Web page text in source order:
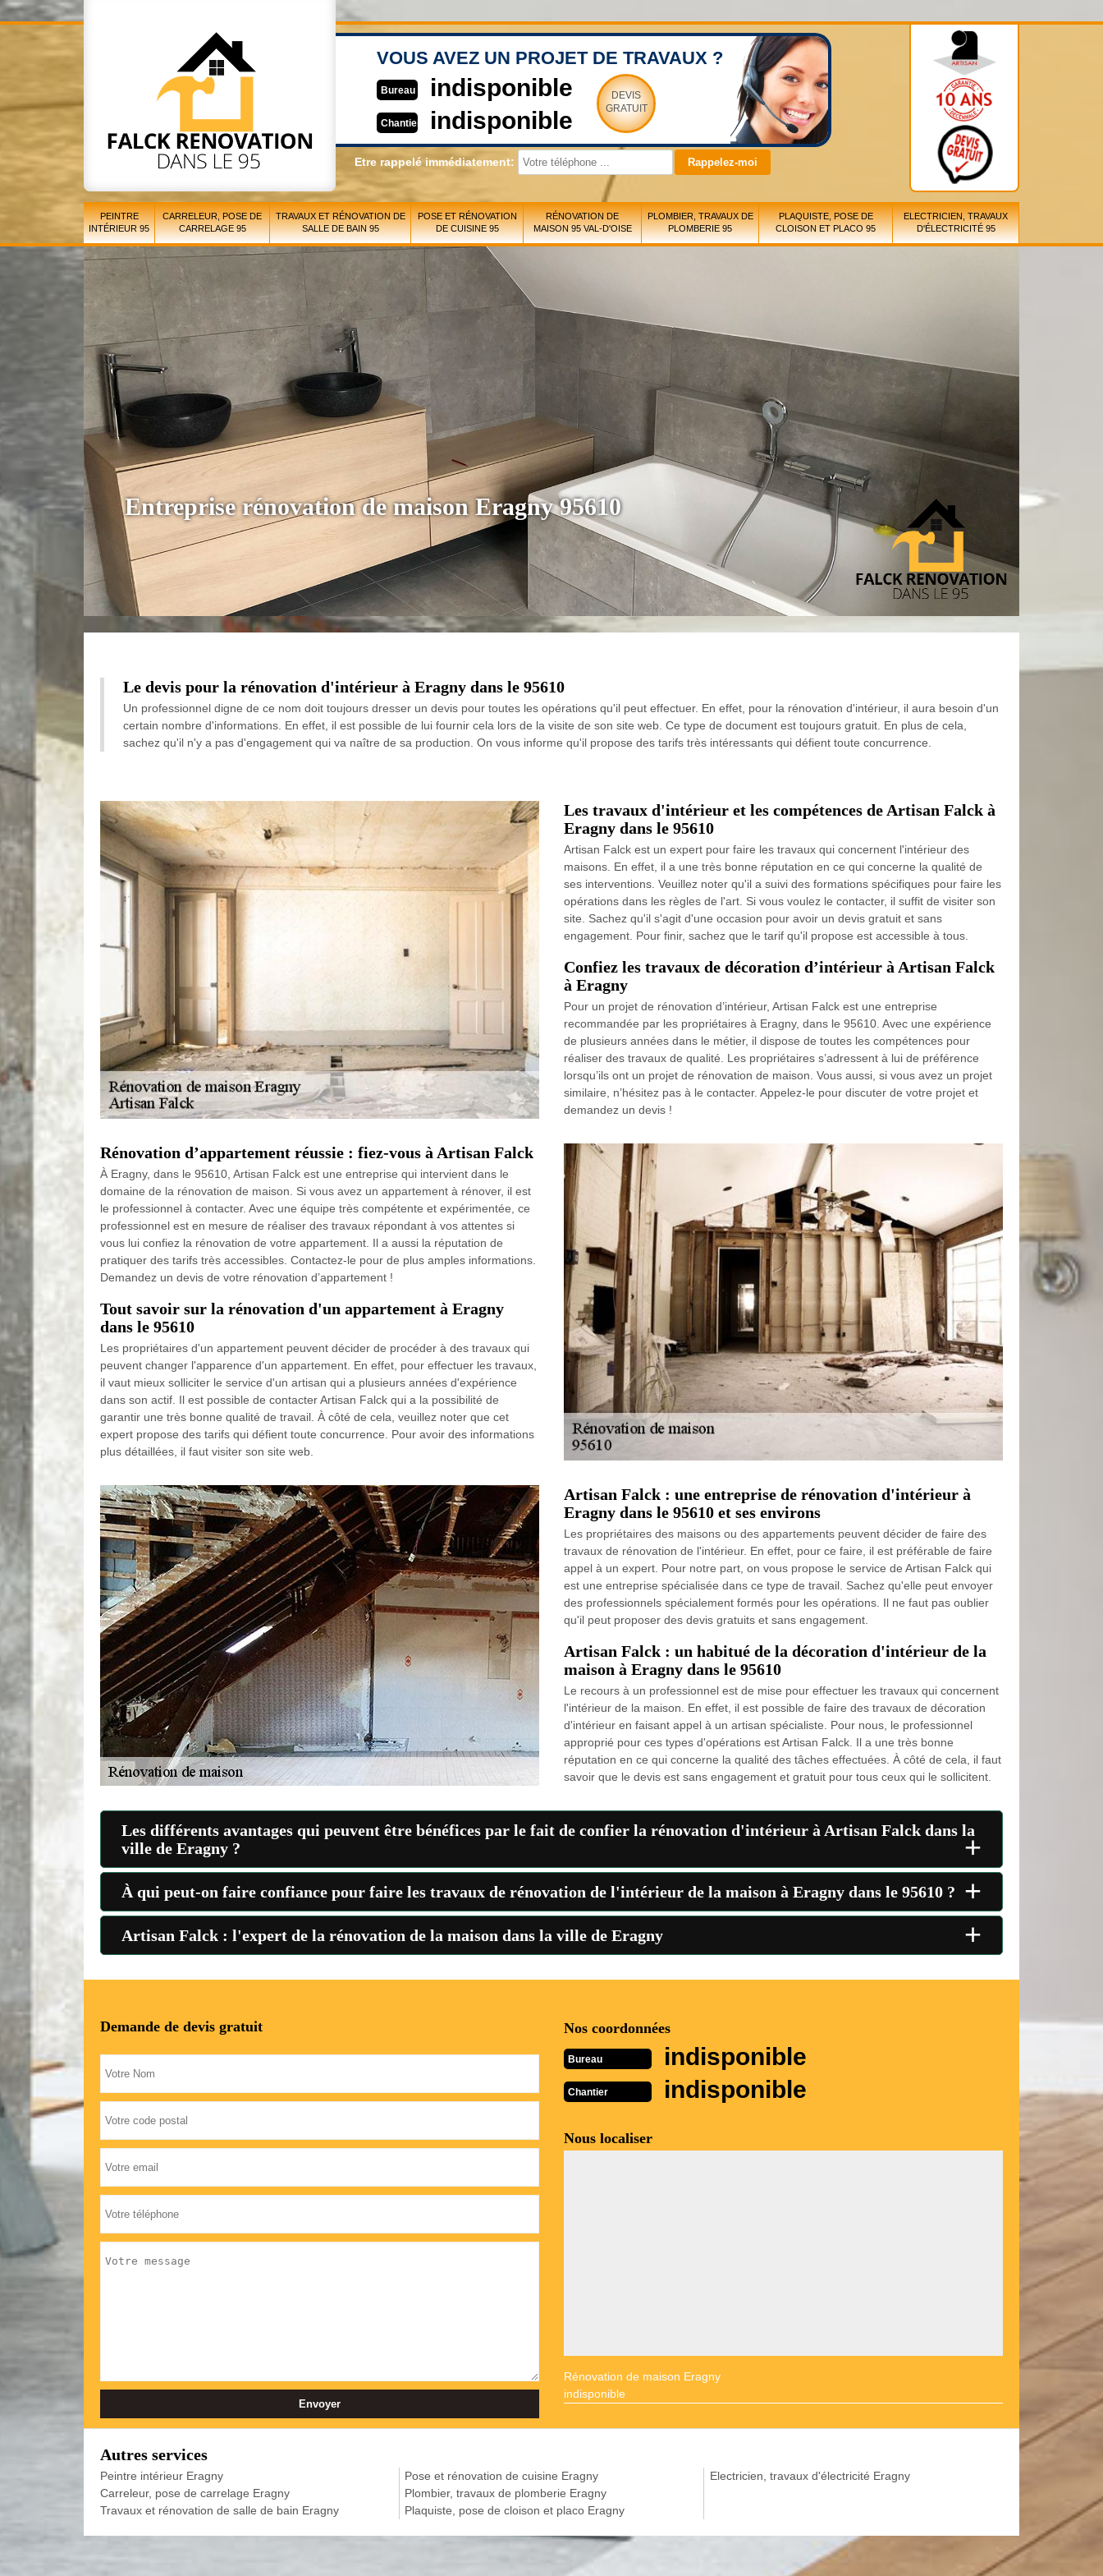
VOUS AVEZ UN PROJET DE TRAVAUX ?
Bureau indisponible
Chantier indisponible
DEVIS
GRATUIT
Etre rappelé immédiatement:
PEINTRE
INTÉRIEUR 95
CARRELEUR, POSE DE
CARRELAGE 95
TRAVAUX ET RÉNOVATION DE
SALLE DE BAIN 95
POSE ET RÉNOVATION
DE CUISINE 95
RÉNOVATION DE
MAISON 95 VAL-D'OISE
PLOMBIER, TRAVAUX DE
PLOMBERIE 95
PLAQUISTE, POSE DE
CLOISON ET PLACO 95
ELECTRICIEN, TRAVAUX
D'ÉLECTRICITÉ 95
Entreprise rénovation de maison Eragny 95610
Le devis pour la rénovation d'intérieur à Eragny dans le 95610
Un professionnel digne de ce nom doit toujours dresser un devis pour toutes les opérations qu'il peut effectuer. En effet, pour la rénovation d'intérieur, il aura besoin d'un
certain nombre d'informations. En effet, il est possible de lui fournir cela lors de la visite de son site web. Ce type de document est toujours gratuit. En plus de cela,
sachez qu'il n'y a pas d'engagement qui va naître de sa production. On vous informe qu'il propose des tarifs très intéressants qui défient toute concurrence.
Les travaux d'intérieur et les compétences de Artisan Falck à
Eragny dans le 95610
Artisan Falck est un expert pour faire les travaux qui concernent l'intérieur des
maisons. En effet, il a une très bonne réputation en ce qui concerne la qualité de
ses interventions. Veuillez noter qu'il a suivi des formations spécifiques pour faire les
opérations dans les règles de l'art. Si vous voulez le contacter, il suffit de visiter son
site. Sachez qu'il s'agit d'une occasion pour avoir un devis gratuit et sans
engagement. Pour finir, sachez que le tarif qu'il propose est accessible à tous.
Confiez les travaux de décoration d’intérieur à Artisan Falck
à Eragny
Pour un projet de rénovation d’intérieur, Artisan Falck est une entreprise
recommandée par les propriétaires à Eragny, dans le 95610. Avec une expérience
de plusieurs années dans le métier, il dispose de toutes les compétences pour
réaliser des travaux de qualité. Les propriétaires s’adressent à lui de préférence
lorsqu’ils ont un projet de rénovation de maison. Vous aussi, si vous avez un projet
similaire, n’hésitez pas à le contacter. Appelez-le pour discuter de votre projet et
demandez un devis !
Rénovation d’appartement réussie : fiez-vous à Artisan Falck
À Eragny, dans le 95610, Artisan Falck est une entreprise qui intervient dans le
domaine de la rénovation de maison. Si vous avez un appartement à rénover, il est
le professionnel à contacter. Avec une équipe très compétente et expérimentée, ce
professionnel est en mesure de réaliser des travaux répondant à vos attentes si
vous lui confiez la rénovation de votre appartement. Il a aussi la réputation de
pratiquer des tarifs très accessibles. Contactez-le pour de plus amples informations.
Demandez un devis de votre rénovation d’appartement !
Tout savoir sur la rénovation d'un appartement à Eragny
dans le 95610
Les propriétaires d'un appartement peuvent décider de procéder à des travaux qui
peuvent changer l'apparence d'un appartement. En effet, pour effectuer les travaux,
il vaut mieux solliciter le service d'un artisan qui a plusieurs années d'expérience
dans son actif. Il est possible de contacter Artisan Falck qui a la possibilité de
garantir une très bonne qualité de travail. À côté de cela, veuillez noter que cet
expert propose des tarifs qui défient toute concurrence. Pour avoir des informations
plus détaillées, il faut visiter son site web.
Artisan Falck : une entreprise de rénovation d'intérieur à
Eragny dans le 95610 et ses environs
Les propriétaires des maisons ou des appartements peuvent décider de faire des
travaux de rénovation de l'intérieur. En effet, pour ce faire, il est préférable de faire
appel à un expert. Pour notre part, on vous propose le service de Artisan Falck qui
est une entreprise spécialisée dans ce type de travail. Sachez qu'elle peut envoyer
des professionnels spécialement formés pour les opérations. Il ne faut pas oublier
qu'il peut proposer des devis gratuits et sans engagement.
Artisan Falck : un habitué de la décoration d'intérieur de la
maison à Eragny dans le 95610
Le recours à un professionnel est de mise pour effectuer les travaux qui concernent
l'intérieur de la maison. En effet, il est possible de faire des travaux de décoration
d'intérieur en faisant appel à un artisan spécialiste. Pour nous, le professionnel
approprié pour ces types d'opérations est Artisan Falck. Il a une très bonne
réputation en ce qui concerne la qualité des tâches effectuées. À côté de cela, il faut
savoir que le devis est sans engagement et gratuit pour tous ceux qui le sollicitent.
Les différents avantages qui peuvent être bénéfices par le fait de confier la rénovation d'intérieur à Artisan Falck dans la
ville de Eragny ?
+
À qui peut-on faire confiance pour faire les travaux de rénovation de l'intérieur de la maison à Eragny dans le 95610 ? +
Artisan Falck : l'expert de la rénovation de la maison dans la ville de Eragny +
Demande de devis gratuit Nos coordonnées
Bureau indisponible
Chantier indisponible
Nous localiser
Rénovation de maison Eragny
indisponible
Autres services
Peintre intérieur Eragny
Carreleur, pose de carrelage Eragny
Travaux et rénovation de salle de bain Eragny
Pose et rénovation de cuisine Eragny
Plombier, travaux de plomberie Eragny
Plaquiste, pose de cloison et placo Eragny
Electricien, travaux d'électricité Eragny